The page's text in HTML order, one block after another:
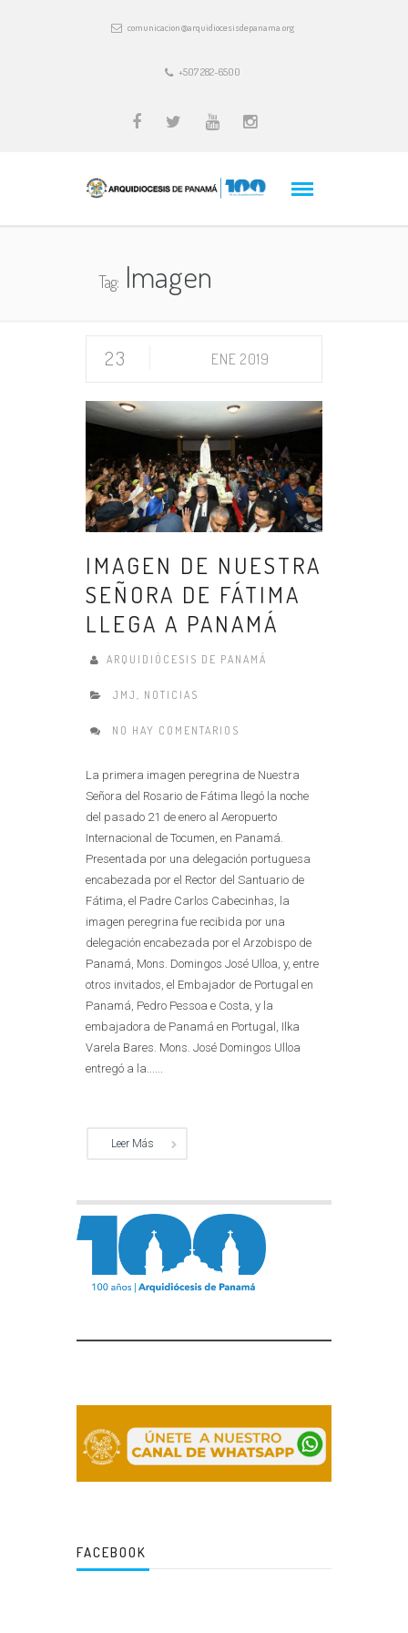
comunicacion@arquidiocesisdepanama.org
+507 282-6500
Tag:Imagen
23 ENE 2019
IMAGEN DE NUESTRA
SEÑORA DE FÁTIMA
LLEGA A PANAMÁ
ARQUIDIÓCESIS DE PANAMÁ
JMJ NOTICIAS
NO HAY COMENTARIOS
La primera imagen peregrina de Nuestra
Señora del Rosario de Fátima llegó la noche
del pasado 21 de enero al Aeropuerto
Internacional de Tocumen, en Panamá.
Presentada por una delegación portuguesa
encabezada por el Rector del Santuario de
Fátima, el Padre Carlos Cabecinhas, la
imagen peregrina fue recibida por una
delegación encabezada por el Arzobispo de
Panamá, Mons. Domingos José Ulloa, y, entre
otros invitados, el Embajador de Portugal en
Panamá, Pedro Pessoa e Costa, y la
embajadora de Panamá en Portugal, Ilka
Varela Bares. Mons. José Domingos Ulloa
entregó a la......
Leer Más
FACEBOOK